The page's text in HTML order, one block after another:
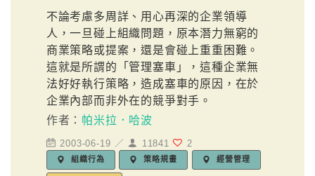
不論考慮多周詳、用心再深的企業領導
人，一旦碰上組織問題，原本潛力無窮的
商業策略或提案，還是會碰上重重困難。
這就是所謂的「管理塞車」，這種企業無
法好好執行策略，造成塞車的原因，在於
企業內部而非外在的競爭對手。
作者： 帕米拉．哈波
2003-06-19 ／ 11841 2
組織行為 策略規畫 經營管理